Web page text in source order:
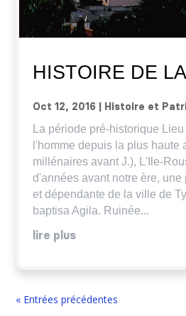
HISTOIRE DE
Oct 12, 2016 Histoire et
La période pré-historique
l'homme depuis la plus haute
millénaires avant J.), L'Ile-
d'années avant notre ère,
et dépendante de la ville de
baptisa Agila. Ruinée...
lire plus
« Entrées précédentes